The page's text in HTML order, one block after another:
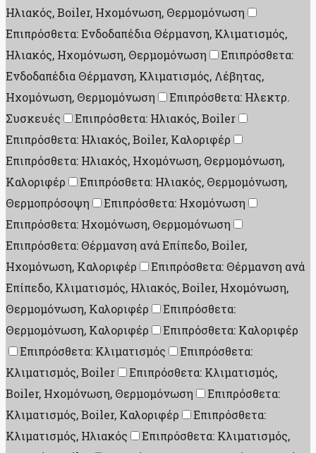
Ηλιακός, Boiler, Ηχομόνωση, Θερμομόνωση
Επιπρόσθετα: Ενδοδαπέδια Θέρμανση, Κλιματισμός,
Ηλιακός, Ηχομόνωση, Θερμομόνωση
Επιπρόσθετα:
Ενδοδαπέδια Θέρμανση, Κλιματισμός, Λέβητας,
Ηχομόνωση, Θερμομόνωση
Επιπρόσθετα: Ηλεκτρ.
Συσκευές
Επιπρόσθετα: Ηλιακός, Boiler
Επιπρόσθετα: Ηλιακός, Boiler, Καλοριφέρ
Επιπρόσθετα: Ηλιακός, Ηχομόνωση, Θερμομόνωση,
Καλοριφέρ
Επιπρόσθετα: Ηλιακός, Θερμομόνωση,
Θερμοπρόσοψη
Επιπρόσθετα: Ηχομόνωση
Επιπρόσθετα: Ηχομόνωση, Θερμομόνωση
Επιπρόσθετα: Θέρμανση ανά Επίπεδο, Boiler,
Ηχομόνωση, Καλοριφέρ
Επιπρόσθετα: Θέρμανση ανά
Επίπεδο, Κλιματισμός, Ηλιακός, Boiler, Ηχομόνωση,
Θερμομόνωση, Καλοριφέρ
Επιπρόσθετα:
Θερμομόνωση, Καλοριφέρ
Επιπρόσθετα: Καλοριφέρ
Επιπρόσθετα: Κλιματισμός
Επιπρόσθετα:
Κλιματισμός, Boiler
Επιπρόσθετα: Κλιματισμός,
Boiler, Ηχομόνωση, Θερμομόνωση
Επιπρόσθετα:
Κλιματισμός, Boiler, Καλοριφέρ
Επιπρόσθετα:
Κλιματισμός, Ηλιακός
Επιπρόσθετα: Κλιματισμός,